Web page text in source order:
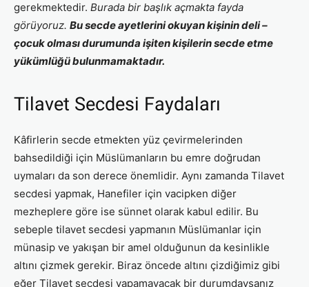
gerekmektedir. Burada bir başlık açmakta fayda
görüyoruz. Bu secde ayetlerini okuyan kişinin deli –
çocuk olması durumunda işiten kişilerin secde etme
yükümlüğü bulunmamaktadır.
Tilavet Secdesi Faydaları
Kâfirlerin secde etmekten yüz çevirmelerinden
bahsedildiği için Müslümanların bu emre doğrudan
uymaları da son derece önemlidir. Aynı zamanda Tilavet
secdesi yapmak, Hanefiler için vacipken diğer
mezheplere göre ise sünnet olarak kabul edilir. Bu
sebeple tilavet secdesi yapmanın Müslümanlar için
münasip ve yakışan bir amel olduğunun da kesinlikle
altını çizmek gerekir. Biraz öncede altını çizdiğimiz gibi
eğer Tilavet secdesi yapamayacak bir durumdaysanız